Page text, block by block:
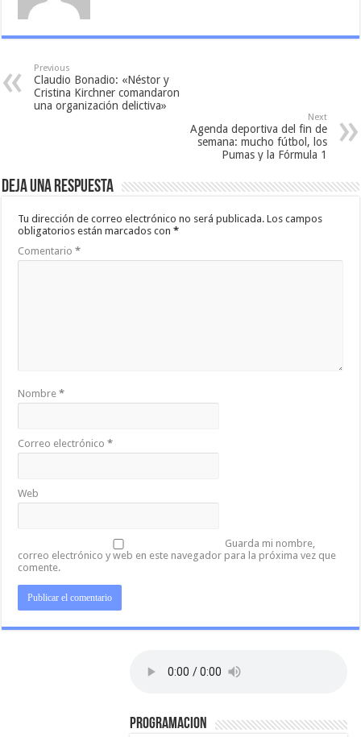
Previous
Claudio Bonadio: «Néstor y
Cristina Kirchner comandaron
una organización delictiva»
Next
Agenda deportiva del fin de
semana: mucho fútbol, los
Pumas y la Fórmula 1
Deja una respuesta
Tu dirección de correo electrónico no será publicada. Los campos
obligatorios están marcados con*
Comentario*
Nombre*
Correo electrónico*
Web
Guarda mi nombre,
correo electrónico y web en este navegador para la próxima vez que
comente.
PROGRAMACION